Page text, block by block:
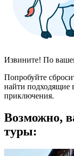
Извините! По
Попробуйте
найти подходящие
приключения.
Возможно,
туры: